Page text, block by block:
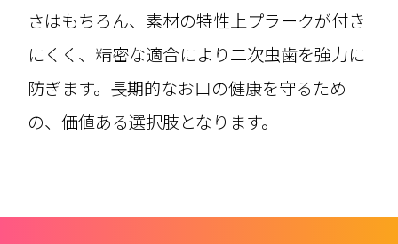
さはもちろん、素材の特性上プラークが付き
にくく、精密な適合により二次虫歯を強力に
防ぎます。長期的なお口の健康を守るため
の、価値ある選択肢となります。